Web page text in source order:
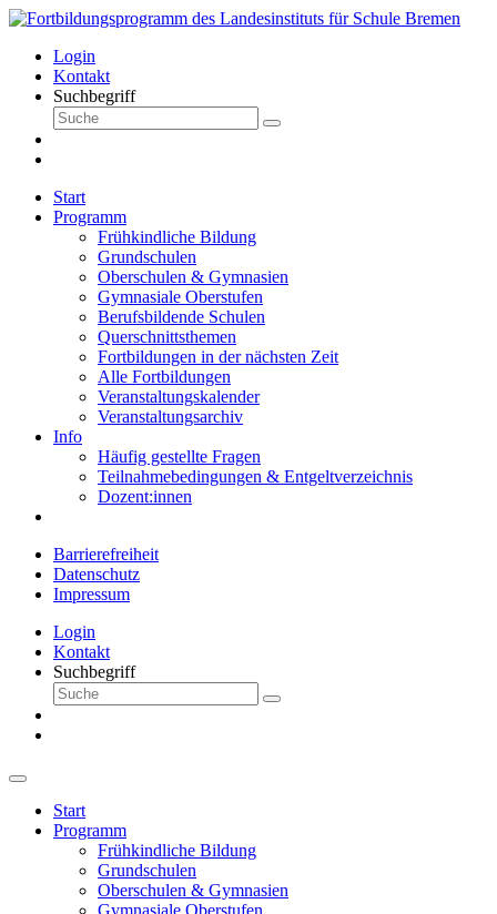
Login
Kontakt
Suchbegriff
Start
Programm
Frühkindliche Bildung
Grundschulen
Oberschulen & Gymnasien
Gymnasiale Oberstufen
Berufsbildende Schulen
Querschnittsthemen
Fortbildungen in der nächsten Zeit
Alle Fortbildungen
Veranstaltungskalender
Veranstaltungsarchiv
Info
Häufig gestellte Fragen
Teilnahmebedingungen & Entgeltverzeichnis
Dozent:innen
Barrierefreiheit
Datenschutz
Impressum
Login
Kontakt
Suchbegriff
Start
Programm
Frühkindliche Bildung
Grundschulen
Oberschulen & Gymnasien
Gymnasiale Oberstufen